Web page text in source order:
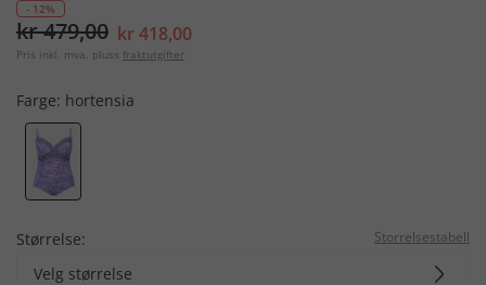
- 12%
kr 479,00 kr 418,00
Pris inkl. mva. pluss fraktutgifter
Farge: hortensia
Størrelse: Storrelsestabell
Velg størrelse